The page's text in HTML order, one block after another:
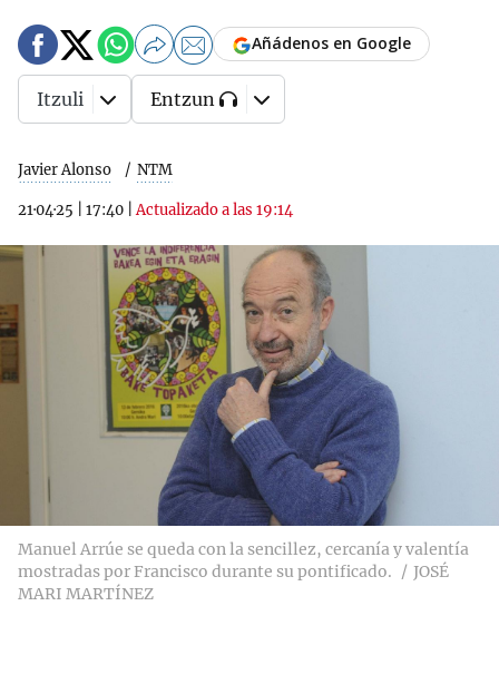
Javier Alonso NTM
21·04·25 17:40 |Actualizado a las 19:14
Añádenos en Google
Itzuli Entzun
Manuel Arrúe se queda con la sencillez, cercanía y valentía
mostradas por Francisco durante su pontificado.
JOSÉ
MARI MARTÍNEZ